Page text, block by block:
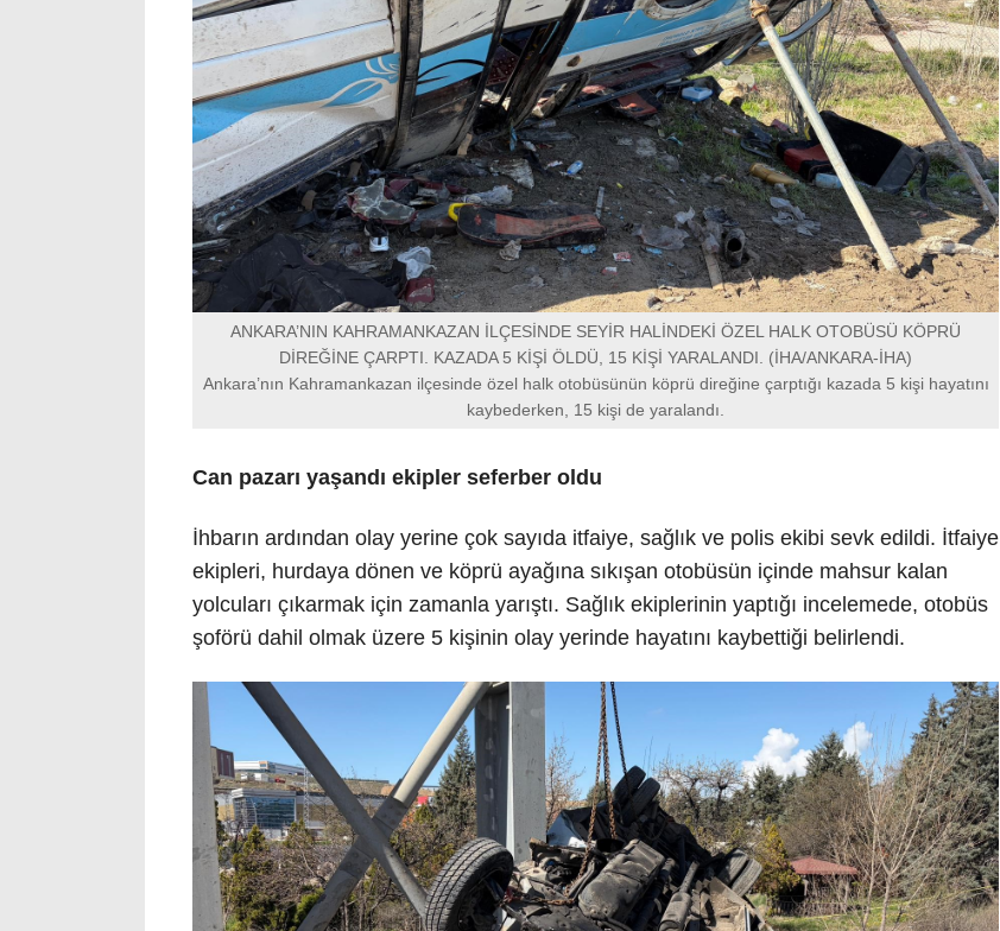
ANKARA’NIN KAHRAMANKAZAN İLÇESİNDE SEYİR HALİNDEKİ ÖZEL HALK OTOBÜSÜ KÖPRÜ
DİREĞİNE ÇARPTI. KAZADA 5 KİŞİ ÖLDÜ, 15 KİŞİ YARALANDI. (İHA/ANKARA-İHA)
Ankara’nın Kahramankazan ilçesinde özel halk otobüsünün köprü direğine çarptığı kazada 5 kişi hayatını
kaybederken, 15 kişi de yaralandı.
Can pazarı yaşandı ekipler seferber oldu
İhbarın ardından olay yerine çok sayıda itfaiye, sağlık ve polis ekibi sevk edildi. İtfaiye
ekipleri, hurdaya dönen ve köprü ayağına sıkışan otobüsün içinde mahsur kalan
yolcuları çıkarmak için zamanla yarıştı. Sağlık ekiplerinin yaptığı incelemede, otobüs
şoförü dahil olmak üzere 5 kişinin olay yerinde hayatını kaybettiği belirlendi.